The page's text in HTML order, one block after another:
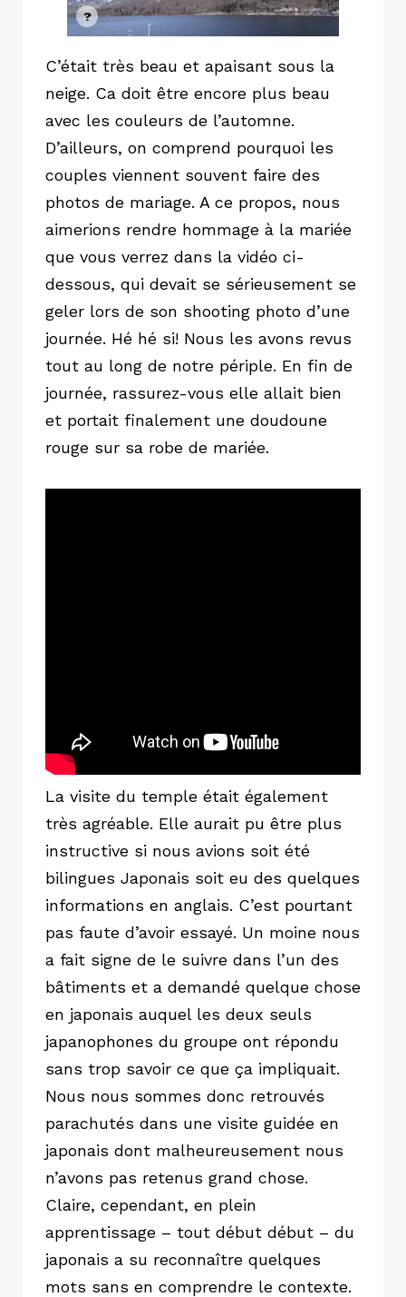
C’était très beau et apaisant sous la
neige. Ca doit être encore plus beau
avec les couleurs de l’automne.
D’ailleurs, on comprend pourquoi les
couples viennent souvent faire des
photos de mariage. A ce propos, nous
aimerions rendre hommage à la mariée
que vous verrez dans la vidéo ci-
dessous, qui devait se sérieusement se
geler lors de son shooting photo d’une
journée. Hé hé si! Nous les avons revus
tout au long de notre périple. En fin de
journée, rassurez-vous elle allait bien
et portait finalement une doudoune
rouge sur sa robe de mariée.
La visite du temple était également
très agréable. Elle aurait pu être plus
instructive si nous avions soit été
bilingues Japonais soit eu des quelques
informations en anglais. C’est pourtant
pas faute d’avoir essayé. Un moine nous
a fait signe de le suivre dans l’un des
bâtiments et a demandé quelque chose
en japonais auquel les deux seuls
japanophones du groupe ont répondu
sans trop savoir ce que ça impliquait.
Nous nous sommes donc retrouvés
parachutés dans une visite guidée en
japonais dont malheureusement nous
n’avons pas retenus grand chose.
Claire, cependant, en plein
apprentissage – tout début début – du
japonais a su reconnaître quelques
mots sans en comprendre le contexte.